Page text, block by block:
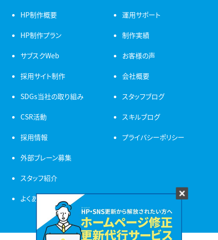
HP制作概要
HP制作プラン
サブスクWeb
採用サイト制作
運用サポート
制作実績
お客様の声
会社概要
SDGs当社の取り組み
CSR活動
採用情報
外部ブレーン募集
スタッフ紹介
よくある質問
スタッフブログ
スキルブログ
プライバシーポリシー